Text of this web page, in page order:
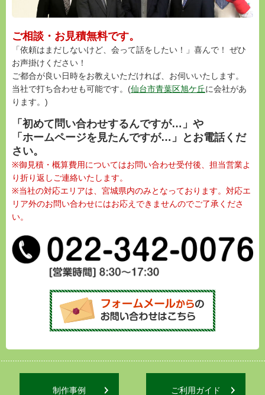
ご相談・お見積無料です。
「依頼はまだしないけど、会って話をしたい！」喜んで！ ぜひ
お声掛けください！
ご都合が良い日時をお教えいただければ、お伺いいたします。
当社で打ち合わせも可能です。(仙台市青葉区旭ケ丘に会社があ
ります。)
「初めて問い合わせするんですが…」や
「ホームページを見たんですが…」とお電話くだ
さい。
※御見積・概算費用についてはお問い合わせ受付後、担当営業よ
り折り返しご連絡いたします。
※当社の対応エリアは、宮城県内のみとなっております。対応エ
リア外のお問い合わせにはお応えできませんのでご了承くださ
い。
制作事例 ご利用ガイド